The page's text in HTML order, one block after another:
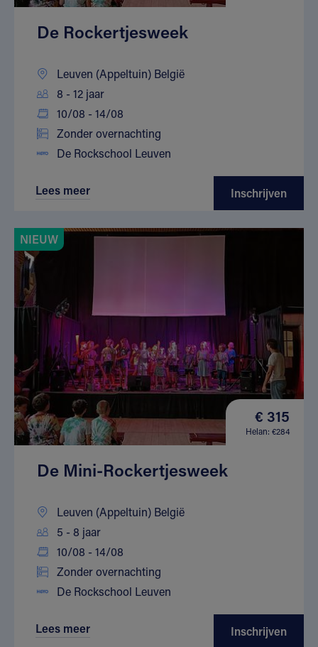
De Rockertjesweek
Leuven (Appeltuin) België
8 - 12 jaar
10/08 - 14/08
Zonder overnachting
De Rockschool Leuven
Lees meer Inschrijven
NIEUW
€ 315
Helan: €284
De Mini-Rockertjesweek
Leuven (Appeltuin) België
5 - 8 jaar
10/08 - 14/08
Zonder overnachting
De Rockschool Leuven
Lees meer Inschrijven